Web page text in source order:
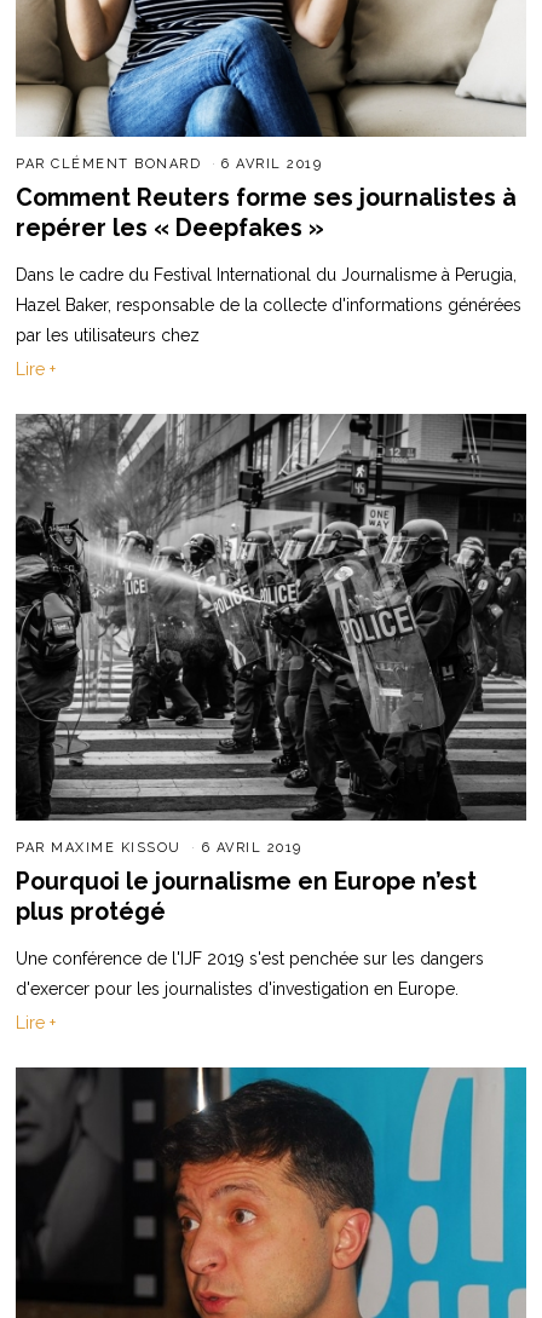
PARCLÉMENT BONARD 6 AVRIL 2019
Comment Reuters forme ses journalistes à
repérer les « Deepfakes »
Dans le cadre du Festival International du Journalisme à Perugia,
Hazel Baker, responsable de la collecte d'informations générées
par les utilisateurs chez
Lire +
PAR MAXIME KISSOU 6 AVRIL 2019
Pourquoi le journalisme en Europe n’est
plus protégé
Une conférence de l'IJF 2019 s'est penchée sur les dangers
d'exercer pour les journalistes d'investigation en Europe.
Lire +